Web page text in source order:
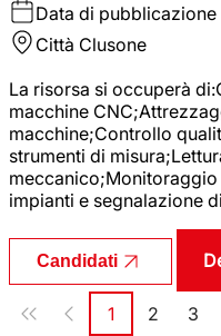
Data di pubblicazione
Città Clusone
La risorsa si occuperà
macchine
macchine;Controllo
strumenti di
impianti e segnalazione
Candidati
Paginazione
Pagina
1 Pagina
2 3